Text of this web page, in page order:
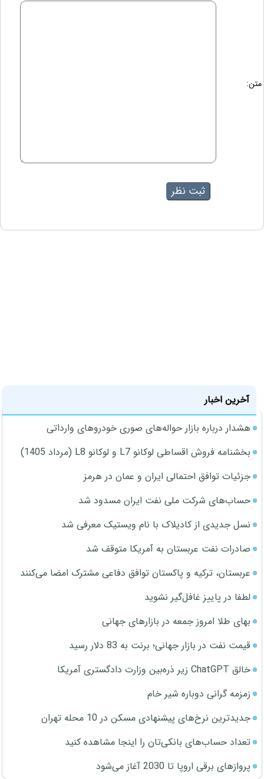
متن:
آخرین اخبار
هشدار درباره بازار حواله‌های صوری خودروهای وارداتی
بخشنامه فروش اقساطی لوکانو L7 و لوکانو L8 (مرداد 1405)
جزئیات توافق احتمالی ایران و عمان در هرمز
حساب‌های شرکت ملی نفت ایران مسدود شد
نسل جدیدی از کادیلاک با نام ویستیک معرفی شد
صادرات نفت عربستان به آمریکا متوقف شد
عربستان، ترکیه و پاکستان توافق دفاعی مشترک امضا می‌کنند
لطفا در پاییز غافل‌گیر نشوید
بهای طلا امروز جمعه در بازارهای جهانی
قیمت نفت در بازار جهانی؛ برنت به 83 دلار رسید
خالق ChatGPT زیر ذره‌بین وزارت دادگستری آمریکا
زمزمه گرانی دوباره شیر خام
جدیدترین نرخ‌های پیشنهادی مسکن در 10 محله تهران
تعداد حساب‌های بانکی‌تان را اینجا مشاهده کنید
پروازهای برقی اروپا تا 2030 آغاز می‌شود